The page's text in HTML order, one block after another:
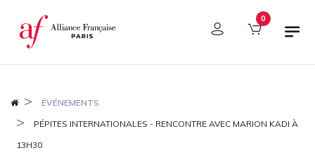
Panneau de gestion des cookies 0
ÉVÉNEMENTS
PÉPITES INTERNATIONALES - RENCONTRE AVEC MARION KADI À
13H30